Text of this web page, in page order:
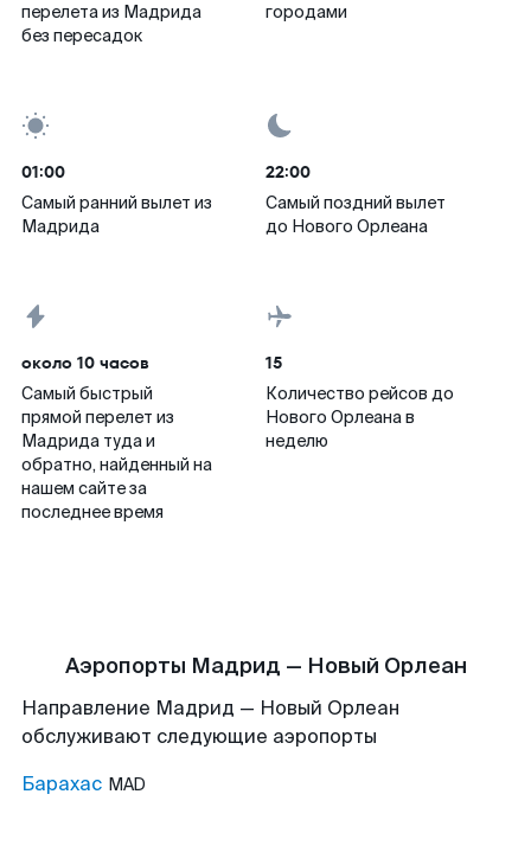
перелета из Мадрида
без пересадок
городами
01:00
Самый ранний вылет из
Мадрида
22:00
Самый поздний вылет
до Нового Орлеана
около 10 часов
Самый быстрый
прямой перелет из
Мадрида туда и
обратно, найденный на
нашем сайте за
последнее время
15
Количество рейсов до
Нового Орлеана в
неделю
Аэропорты Мадрид — Новый Орлеан
Направление Мадрид — Новый Орлеан
обслуживают следующие аэропорты
Барахас MAD